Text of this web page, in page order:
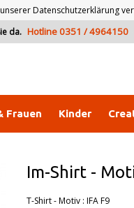
Datenschutzerklärung
da. Hotline 0351 / 4964150
Frauen Kinder
Im-Shirt -
T-Shirt - Motiv : IFA F9